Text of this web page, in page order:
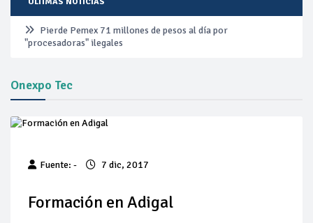
Pierde Pemex 71 millones de pesos al día por
"procesadoras" ilegales
Pacto dispara 83% ventas diésel Pemex
las Estaciones de Servicio familiares
espera estabilización del mercado
Baja 5% más el precio internacional del crudo por posible
acuerdo de paz
Onexpo Tec
Fuente: - 7 dic, 2017
Formación en Adigal